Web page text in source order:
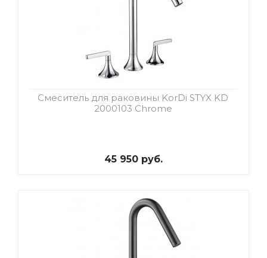
Смеситель для раковины KorDi STYX KD
2000103 Chrome
45 950 руб.